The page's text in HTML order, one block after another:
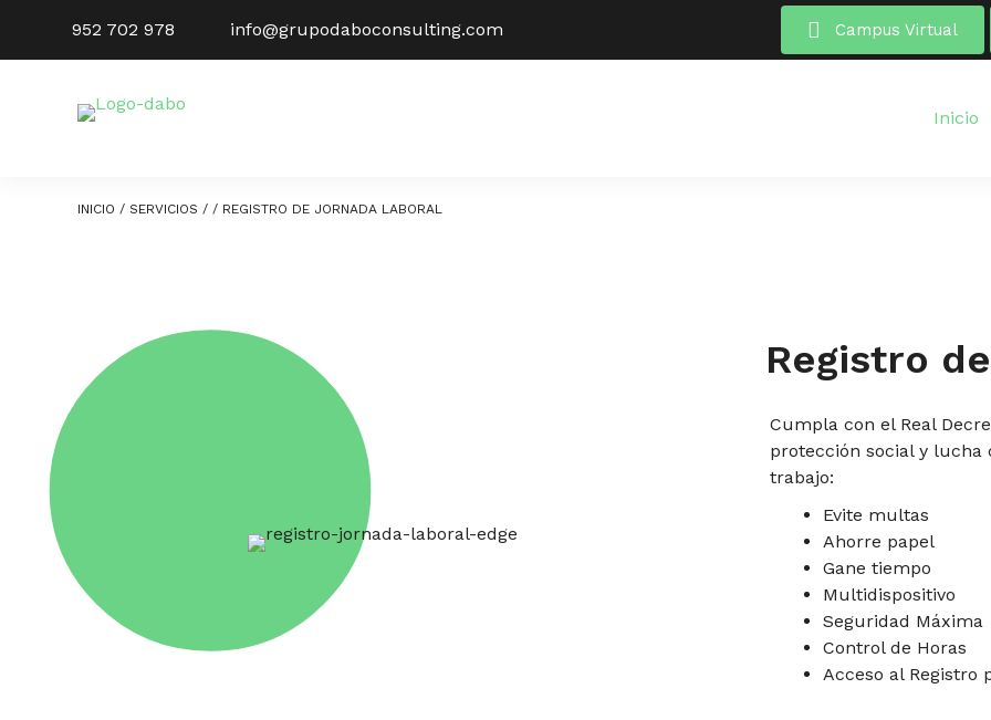
contenido
952 702 978 info@grupodaboconsulting.com Campus Virtual
Inicio
INICIO / SERVICIOS / / REGISTRO DE JORNADA LABORAL
Registro
Cumpla con el Real
protección social y
trabajo:
Evite multas
Ahorre papel
Gane tiempo
Multidispositivo
Seguridad Máxima
Control de Horas
Acceso al Registro